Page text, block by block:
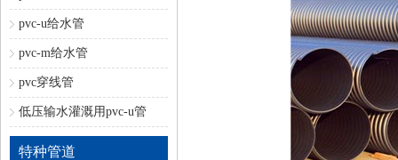
pvc-u给水管
pvc-m给水管
pvc穿线管
低压输水灌溉用pvc-u管
特种管道